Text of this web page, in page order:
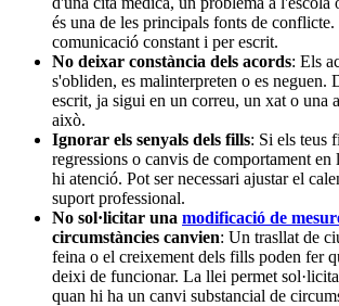
és una de les principals fonts de
comunicació constant i per escrit.
No deixar constància dels acords: Els
s'obliden, es malinterpreten o es neguen.
escrit, ja sigui en un correu, un xat o una
això.
Ignorar els senyals dels fills: Si els teus
regressions o canvis de comportament en
hi atenció. Pot ser necessari ajustar el
suport professional.
No sol·licitar una modificació de
circumstàncies canvien: Un trasllat de
feina o el creixement dels fills poden fer
deixi de funcionar. La llei permet
quan hi ha un canvi substancial de